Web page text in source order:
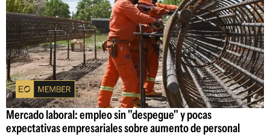
Mercado laboral: empleo sin "despegue" y pocas
expectativas empresariales sobre aumento de personal